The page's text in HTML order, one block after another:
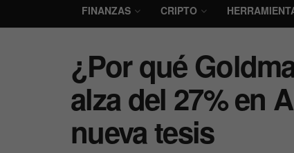
FINANZAS CRIPTO
¿Por qué
alza del 27% en
nueva tesis